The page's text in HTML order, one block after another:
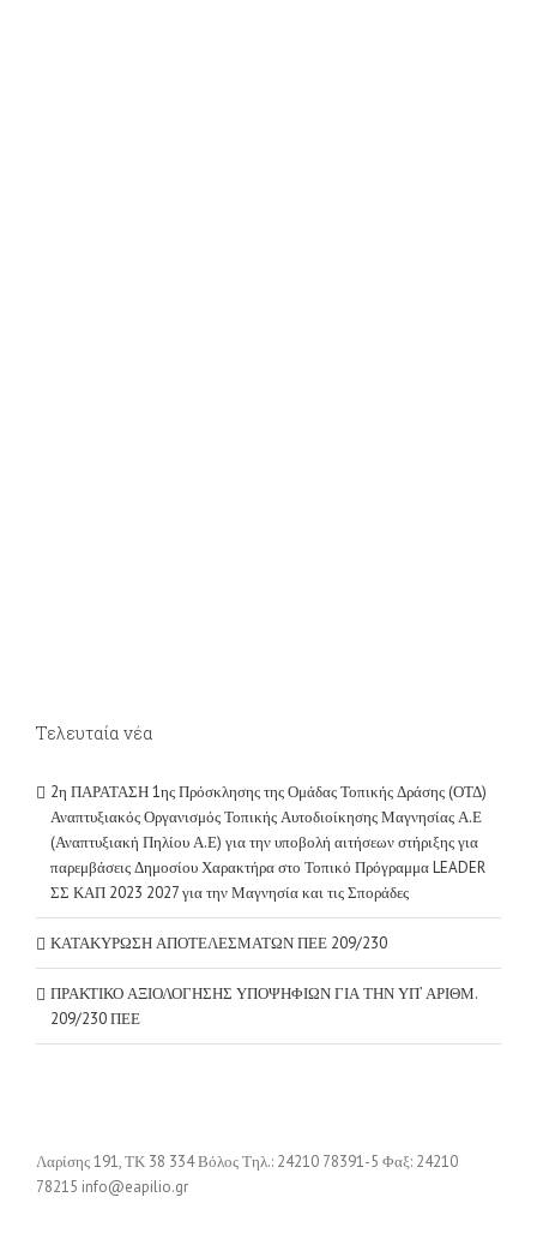
Τελευταία νέα
2η ΠΑΡΑΤΑΣΗ 1ης Πρόσκλησης της Ομάδας Τοπικής Δράσης (ΟΤΔ)
Αναπτυξιακός Οργανισμός Τοπικής Αυτοδιοίκησης Μαγνησίας Α.Ε
(Αναπτυξιακή Πηλίου Α.Ε) για την υποβολή αιτήσεων στήριξης για
παρεμβάσεις Δημοσίου Χαρακτήρα στο Τοπικό Πρόγραμμα LEADER
ΣΣ ΚΑΠ 2023 2027 για την Μαγνησία και τις Σποράδες
ΚΑΤΑΚΥΡΩΣΗ ΑΠΟΤΕΛΕΣΜΑΤΩΝ ΠΕΕ 209/230
ΠΡΑΚΤΙΚΟ ΑΞΙΟΛΟΓΗΣΗΣ ΥΠΟΨΗΦΙΩΝ ΓΙΑ ΤΗΝ ΥΠ’ ΑΡΙΘΜ.
209/230 ΠΕΕ
Λαρίσης 191, ΤΚ 38 334 Βόλος Τηλ.: 24210 78391-5 Φαξ: 24210
78215 info@eapilio.gr